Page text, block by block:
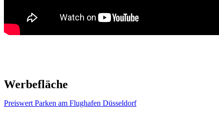
Werbefläche
Preiswert Parken am Flughafen Düsseldorf